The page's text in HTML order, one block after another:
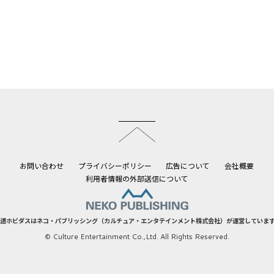
お問い合わせ プライバシーポリシー 広告について
会社概要
利用者情報の外部送信について
ホビダスはネコ・パブリッシング（カルチュア・エンタテインメント株式会社）が運営していま
© Culture Entertainment Co.,Ltd. All Rights Reserved.